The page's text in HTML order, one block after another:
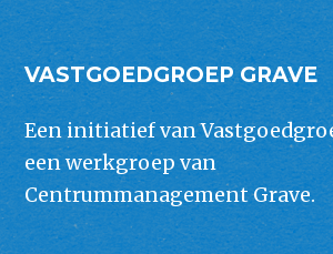
VASTGOEDGROEP GRAVE
Een initiatief van
een werkgroep van
Centrummanagement Grave.